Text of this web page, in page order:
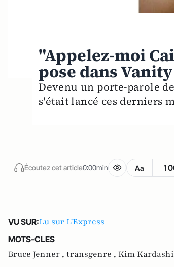
"Appelez-moi
pose dans
Devenu un porte-parole
s'était lancé ces derniers
Écoutez cet article0:00min Aa
VU SUR:Lu sur L'Express
MOTS-CLES
Bruce Jenner , transgenre , Kim